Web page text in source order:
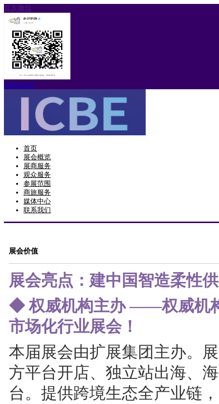
官方微信
ENGLISH
首页
展会概览
展商服务
观众服务
参展范围
商旅服务
媒体中心
联系我们
展会价值
展会亮点：建中国智造柔性
◆ 权威机构主办 ——权威机
市场化行业展会！
本届展会由扩展集团主办。
方平台开店、独立站出海、
台。提供跨境生态全产业链